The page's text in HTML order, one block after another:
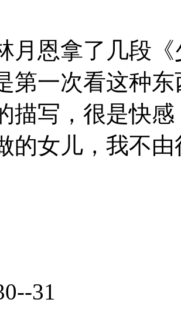
月恩拿了几段
第一次看这种
描写，很是快
的女儿，我不
31